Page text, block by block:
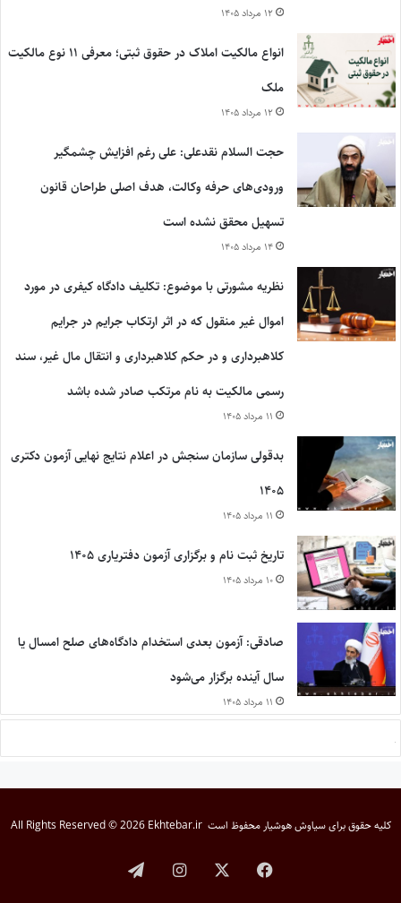
۱۲ مرداد ۱۴۰۵
انواع مالکیت املاک در حقوق ثبتی؛ معرفی ۱۱ نوع مالکیت
ملک
۱۲ مرداد ۱۴۰۵
حجت السلام نقدعلی: علی رغم افزایش چشمگیر
ورودی‌های حرفه وکالت، هدف اصلی طراحان قانون
تسهیل محقق نشده است
۱۴ مرداد ۱۴۰۵
نظریه مشورتی با موضوع: تکلیف دادگاه کیفری در مورد
اموال غیر منقول که در اثر ارتکاب جرایم در جرایم
کلاهبرداری و در حکم کلاهبرداری و انتقال مال غیر، سند
رسمی مالکیت به نام مرتکب صادر شده باشد
۱۱ مرداد ۱۴۰۵
بدقولی سازمان سنجش در اعلام نتایج نهایی آزمون دکتری
۱۴۰۵
۱۱ مرداد ۱۴۰۵
تاریخ ثبت نام و برگزاری آزمون دفتریاری ۱۴۰۵
۱۰ مرداد ۱۴۰۵
صادقی: آزمون بعدی استخدام دادگاه‌های صلح امسال یا
سال آینده برگزار می‌شود
۱۱ مرداد ۱۴۰۵
کلیه حقوق برایسیاوش هوشیار محفوظ است All Rights Reserved © 2026 Ekhtebar.ir